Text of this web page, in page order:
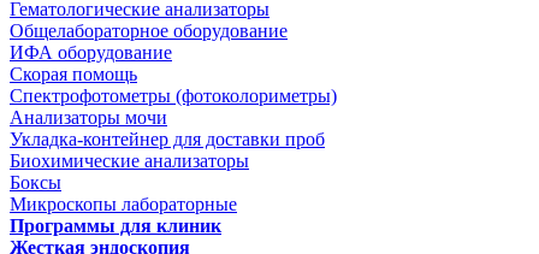
Гематологические анализаторы
Общелабораторное оборудование
ИФА оборудование
Скорая помощь
Спектрофотометры (фотоколориметры)
Анализаторы мочи
Укладка-контейнер для доставки проб
Биохимические анализаторы
Боксы
Микроскопы лабораторные
Программы для клиник
Жесткая эндоскопия